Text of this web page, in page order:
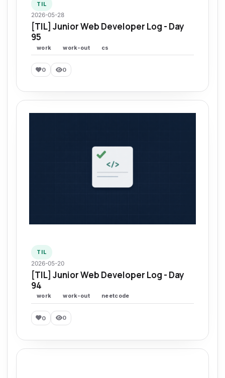
TIL
2026-05-28
[TIL] Junior Web Developer Log - Day
95
work work-out cs
0 0
TIL
2026-05-20
[TIL] Junior Web Developer Log - Day
94
work work-out neetcode
0 0